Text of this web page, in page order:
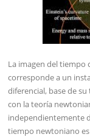
La imagen del tiempo
corresponde a un
diferencial, base de
con la teoría
independientemente
tiempo newtoniano